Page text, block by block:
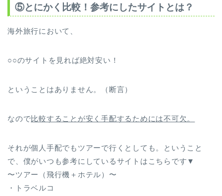
⑤とにかく比較！参考にしたサイトとは？
海外旅行において、
○○のサイトを見れば絶対安い！
ということはありません。（断言）
なので比較することが安く手配するためには不可欠。
それが個人手配でもツアーで行くとしても。ということ
で、僕がいつも参考にしているサイトはこちらです▼
〜ツアー（飛行機＋ホテル）〜
・トラベルコ